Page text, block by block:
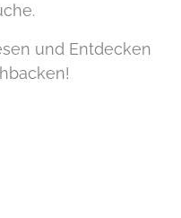
und Entdecken